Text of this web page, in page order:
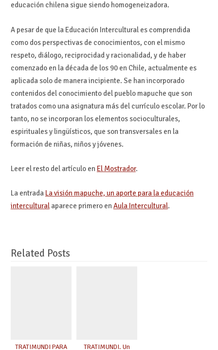
educación chilena sigue siendo homogeneizadora.
A pesar de que la Educación Intercultural es comprendida
como dos perspectivas de conocimientos, con el mismo
respeto, diálogo, reciprocidad y racionalidad, y de haber
comenzado en la década de los 90 en Chile, actualmente es
aplicada solo de manera incipiente. Se han incorporado
contenidos del conocimiento del pueblo mapuche que son
tratados como una asignatura más del currículo escolar. Por lo
tanto, no se incorporan los elementos socioculturales,
espirituales y lingüísticos, que son transversales en la
formación de niñas, niños y jóvenes.
Leer el resto del artículo en El Mostrador.
La entrada La visión mapuche, un aporte para la educación
interculturalaparece primero en Aula Intercultural.
Related Posts
TRATIMUNDI PARA
TRATIMUNDI. Un